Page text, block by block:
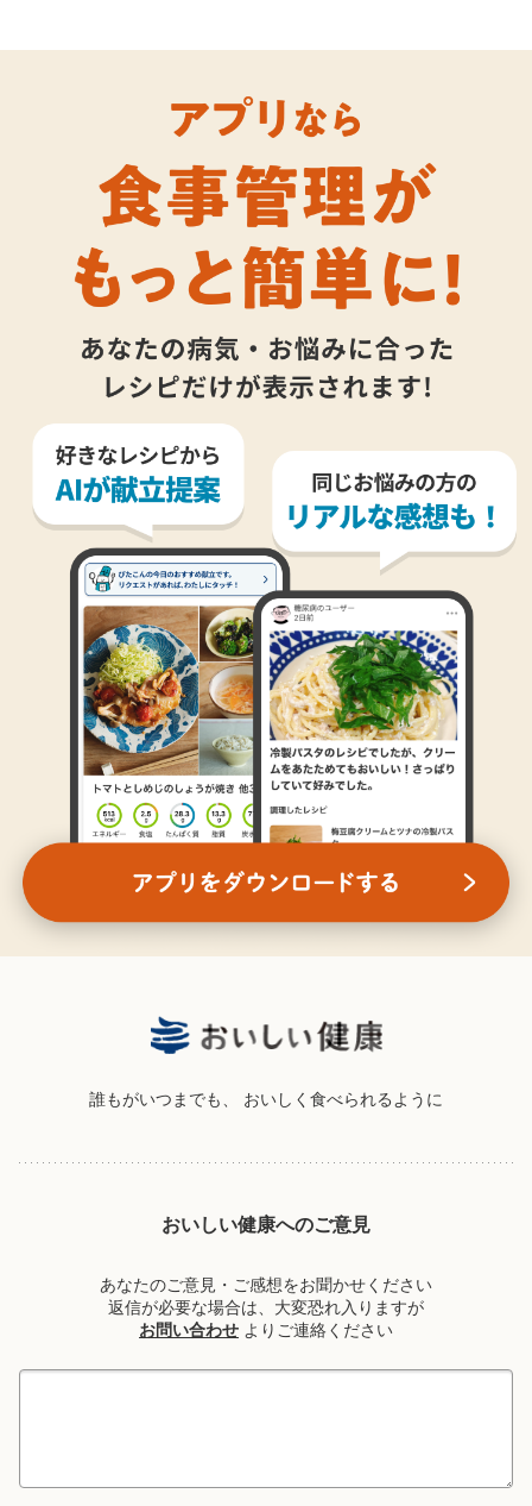
誰もがいつまでも、 おいしく食べられるように
おいしい健康へのご意見
あなたのご意見・ご感想をお聞かせください
返信が必要な場合は、大変恐れ入りますが
お問い合わせ よりご連絡ください